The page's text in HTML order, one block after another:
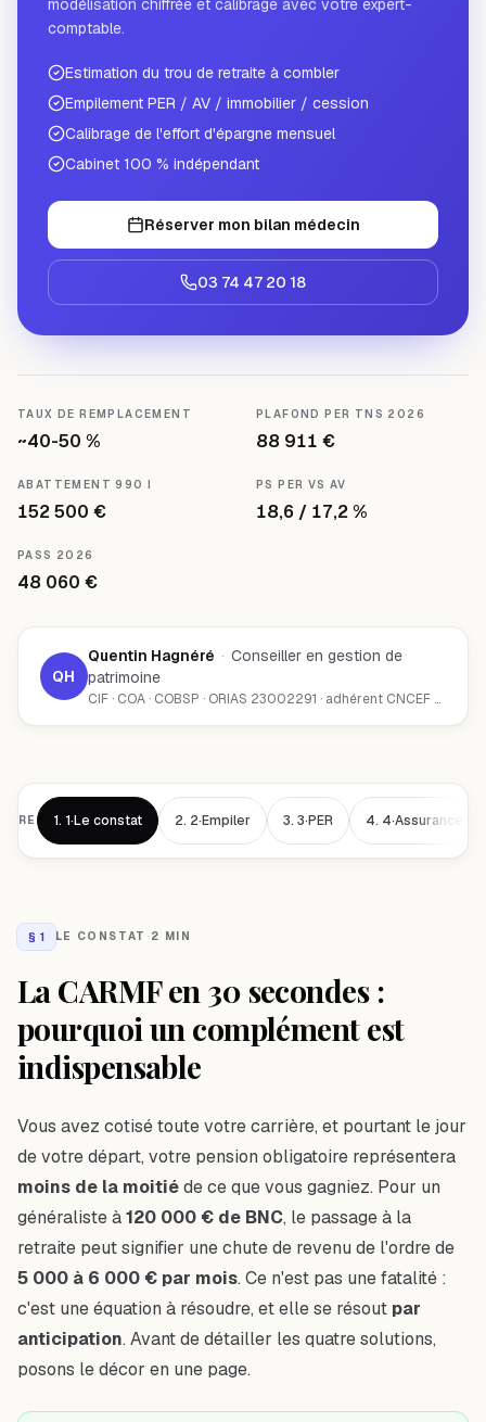
comptable.
Estimation du trou de retraite à combler
Empilement PER / AV / immobilier / cession
Calibrage de l'effort d'épargne mensuel
Cabinet 100 % indépendant
Réserver mon bilan médecin
03 74 47 20 18
TAUX DE REMPLACEMENT
~40-50 %
PLAFOND PER TNS 2026
88 911 €
ABATTEMENT 990 I
152 500 €
PS PER VS AV
18,6 / 17,2 %
PASS 2026
48 060 €
QH
Quentin Hagnéré · Conseiller en gestion de
patrimoine
CIF · COA · COBSP · ORIAS 23002291 · adhérent CNCEF Patrimoine · Chambéry (73000)
1. 1·Le constat 2. 2·Empiler 3. 3·PER 4. 4·Assurance-
§ 1 LE CONSTAT · 2 MIN
La CARMF en 30 secondes :
pourquoi un complément est
indispensable
Vous avez cotisé toute votre carrière, et pourtant le jour
de votre départ, votre pension obligatoire représentera
moins de la moitiéde ce que vous gagniez. Pour un
généraliste à120 000 € de BNC, le passage à la
retraite peut signifier une chute de revenu de l'ordre de
5 000 à 6 000 € par mois. Ce n'est pas une fatalité :
c'est une équation à résoudre, et elle se résout par
anticipation. Avant de détailler les quatre solutions,
posons le décor en une page.